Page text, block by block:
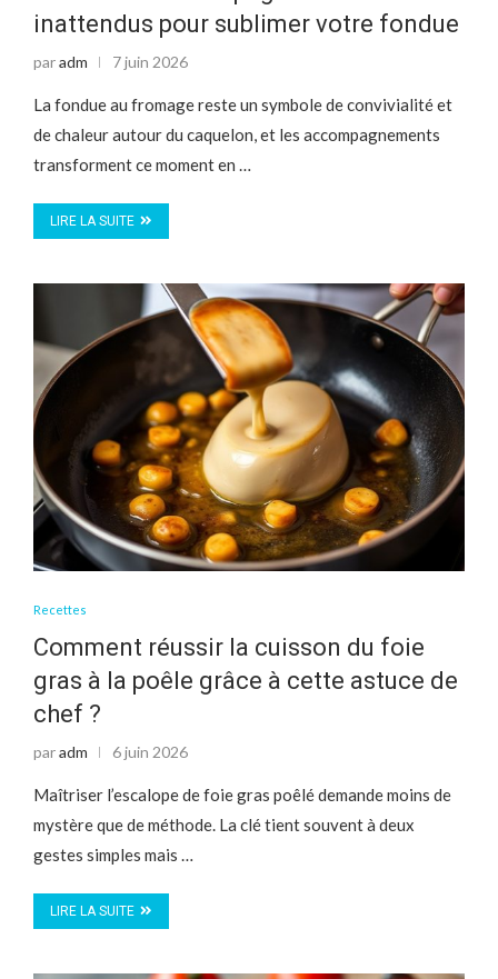
inattendus pour sublimer votre fondue
paradm 7 juin 2026
La fondue au fromage reste un symbole de convivialité et
de chaleur autour du caquelon, et les accompagnements
transforment ce moment en …
LIRE LA SUITE
Recettes
Comment réussir la cuisson du foie
gras à la poêle grâce à cette astuce de
chef ?
paradm 6 juin 2026
Maîtriser l’escalope de foie gras poêlé demande moins de
mystère que de méthode. La clé tient souvent à deux
gestes simples mais …
LIRE LA SUITE